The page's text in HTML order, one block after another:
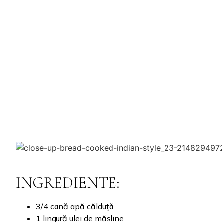
INGREDIENTE:
3/4 cană apă călduță
1 lingură ulei de măsline